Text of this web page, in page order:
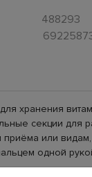
488293
хранения
секции для
приёма или
одной